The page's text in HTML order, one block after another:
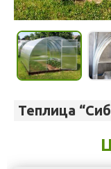
Теплица